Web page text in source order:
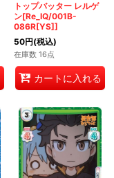
トップバッター レルゲ
ン[Re_IQ/001B-
086R[YS]]
50円(税込)
在庫数 16点
カートに入れる